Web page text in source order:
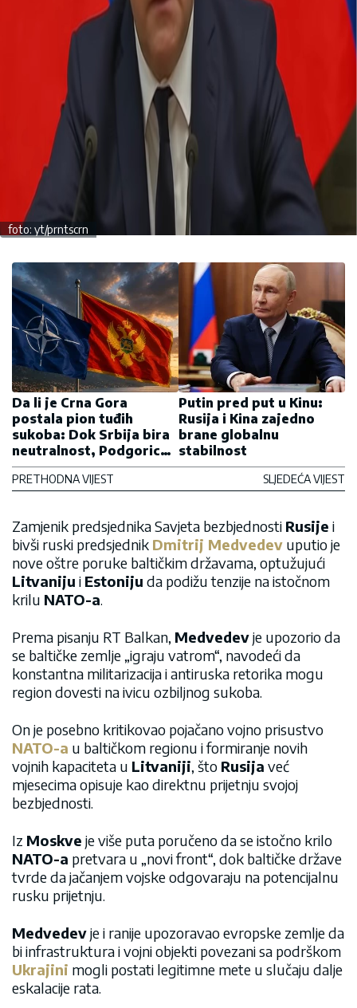
foto: yt/prntscrn
Da li je Crna Gora
postala pion tuđih
sukoba: Dok Srbija bira
neutralnost, Podgorica
slijepo prati NATO
politiku
PRETHODNA VIJEST
Putin pred put u Kinu:
Rusija i Kina zajedno
brane globalnu
stabilnost
SLJEDEĆA VIJEST
Zamjenik predsjednika Savjeta bezbjednosti Rusije i
bivši ruski predsjednik Dmitrij Medvedev uputio je
nove oštre poruke baltičkim državama, optužujući
Litvaniju i Estoniju da podižu tenzije na istočnom
krilu NATO-a.
Prema pisanju RT Balkan, Medvedevje upozorio da
se baltičke zemlje „igraju vatrom“, navodeći da
konstantna militarizacija i antiruska retorika mogu
region dovesti na ivicu ozbiljnog sukoba.
On je posebno kritikovao pojačano vojno prisustvo
NATO-a u baltičkom regionu i formiranje novih
vojnih kapaciteta u Litvaniji, što Rusija već
mjesecima opisuje kao direktnu prijetnju svojoj
bezbjednosti.
Iz Moskve je više puta poručeno da se istočno krilo
NATO-a pretvara u „novi front“, dok baltičke države
tvrde da jačanjem vojske odgovaraju na potencijalnu
rusku prijetnju.
Medvedevje i ranije upozoravao evropske zemlje da
bi infrastruktura i vojni objekti povezani sa podrškom
Ukrajini mogli postati legitimne mete u slučaju dalje
eskalacije rata.